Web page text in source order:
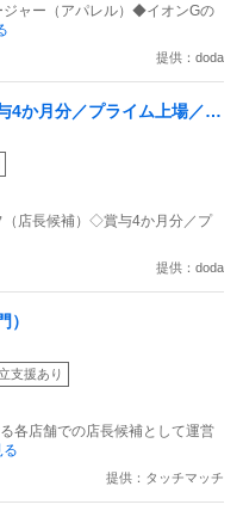
ャー（アパレル）◆イオンGの
提供：doda
4か月分／プライム上場／残
（店長候補）◇賞与4か月分／プ
提供：doda
支援あり
各店舗での店長候補として運営
る
提供：タッチマッチ